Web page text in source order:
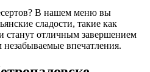
В нашем меню вы
сладости, такие как
станут отличным завершением
впечатления.